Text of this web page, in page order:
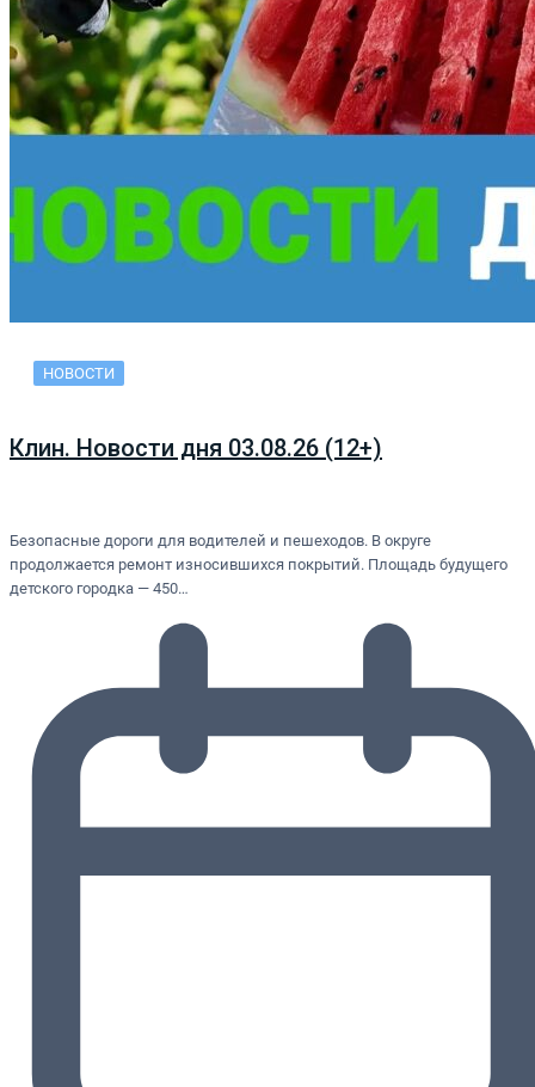
НОВОСТИ
Клин. Новости дня 03.08.26 (12+)
Безопасные дороги для водителей и пешеходов. В округе
продолжается ремонт износившихся покрытий. Площадь будущего
детского городка — 450…